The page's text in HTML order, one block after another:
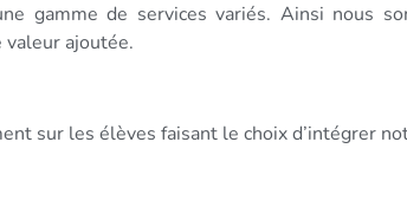
gamme de services variés. Ainsi nous
ajoutée.
sur les élèves faisant le choix d’intégrer